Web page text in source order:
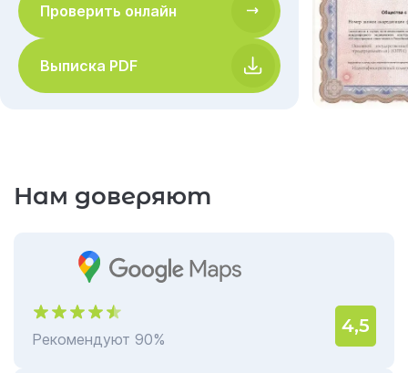
Проверить онлайн
Выписка PDF
Нам доверяют
Рекомендуют 90%
4,5